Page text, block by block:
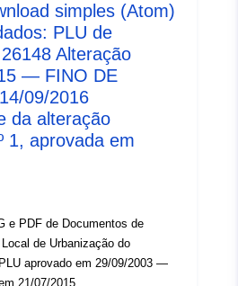
simples (Atom)
PLU de
Alteração
— FINO DE
09/2016
da alteração
1, aprovada em
e PDF de Documentos de
de Urbanização do
aprovado em 29/09/2003 —
21/07/2015